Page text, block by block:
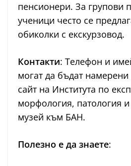
пенсионери. За групови
ученици често се
обиколки с екскурзовод.
Контакти: Телефон и
могат да бъдат
сайт на Института по
морфология, патология
музей към БАН.
Полезно е да знаете: